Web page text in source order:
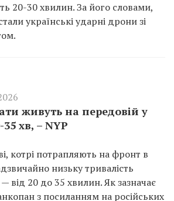
20-30 хвилин. За його словами,
українські ударні дрони зі
живуть на передовій у
хв, – NYP
котрі потрапляють на фронт в
низьку тривалість
від 20 до 35 хвилин. Як зазначає
з посиланням на російських